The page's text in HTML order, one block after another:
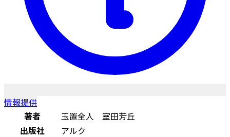
情報提供
著者
玉置全人 室田芳丘
出版社
アルク